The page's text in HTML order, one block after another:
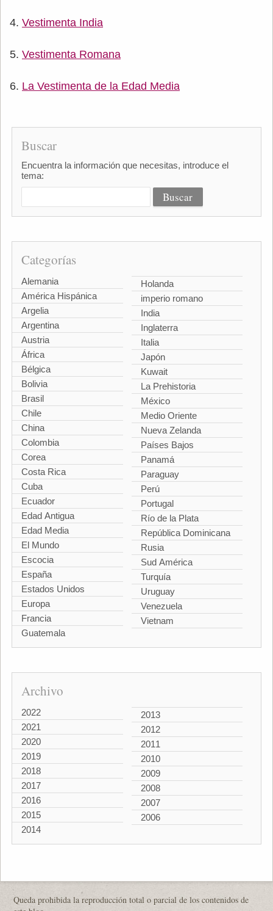
Vestimenta India
Vestimenta Romana
La Vestimenta de la Edad Media
Buscar
Encuentra la información que necesitas, introduce el
tema:
Categorías
Alemania
América Hispánica
Argelia
Argentina
Austria
África
Bélgica
Bolivia
Brasil
Chile
China
Colombia
Corea
Costa Rica
Cuba
Ecuador
Edad Antigua
Edad Media
El Mundo
Escocia
España
Estados Unidos
Europa
Francia
Guatemala
Holanda
imperio romano
India
Inglaterra
Italia
Japón
Kuwait
La Prehistoria
México
Medio Oriente
Nueva Zelanda
Países Bajos
Panamá
Paraguay
Perú
Portugal
Río de la Plata
República Dominicana
Rusia
Sud América
Turquía
Uruguay
Venezuela
Vietnam
Archivo
2022
2021
2020
2019
2018
2017
2016
2015
2014
2013
2012
2011
2010
2009
2008
2007
2006
Queda prohibida la reproducción total o parcial de los contenidos de